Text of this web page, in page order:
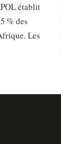
établit
% des
Les